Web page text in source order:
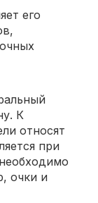
его
К
относят
при
очки и